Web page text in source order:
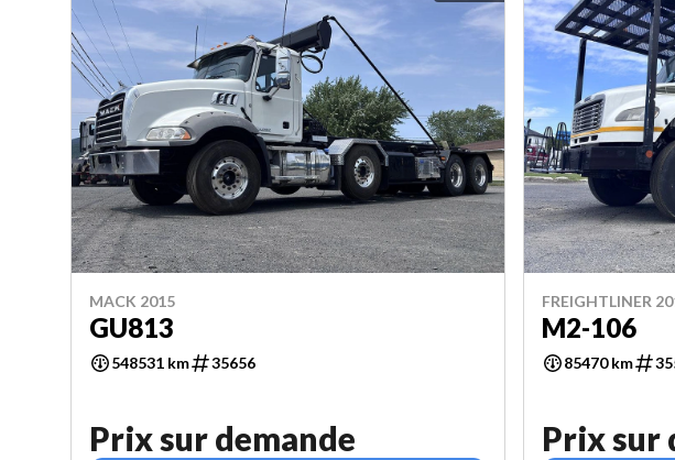
MACK 2015
GU813
548531 km 35656
Prix sur demande
FREIGHTLINER
M2-106
85470 km
Prix sur